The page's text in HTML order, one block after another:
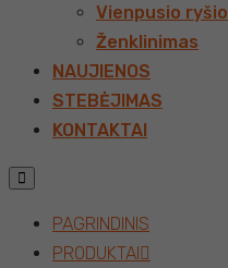
Vienpusio ryšio
Ženklinimas
NAUJIENOS
STEBĖJIMAS
KONTAKTAI
PAGRINDINIS
PRODUKTAI